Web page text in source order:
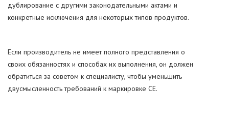
дублирование с другими законодательными актами и
конкретные исключения для некоторых типов продуктов.
Если производитель не имеет полного представления о
своих обязанностях и способах их выполнения, он должен
обратиться за советом к специалисту, чтобы уменьшить
двусмысленность требований к маркировке CE.